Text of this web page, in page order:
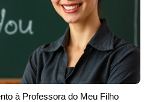
à Professora do Meu Filho